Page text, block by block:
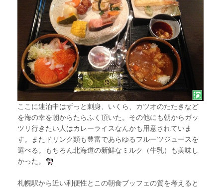
ここに連泊中はずっと刺身、いくら、カツオのたたきなど
を海の幸を朝からたらふく頂いた。その他にも朝からガッ
ツリ行きたい人はカレーライスなんかも用意されていま
す。またドリンク類も豊富であらゆるフルーツジュースを
選べる。もちろん北海道の新鮮なミルク（牛乳）も美味し
かった。
札幌駅から近い利便性とこの朝食ブッフェの質を考えると